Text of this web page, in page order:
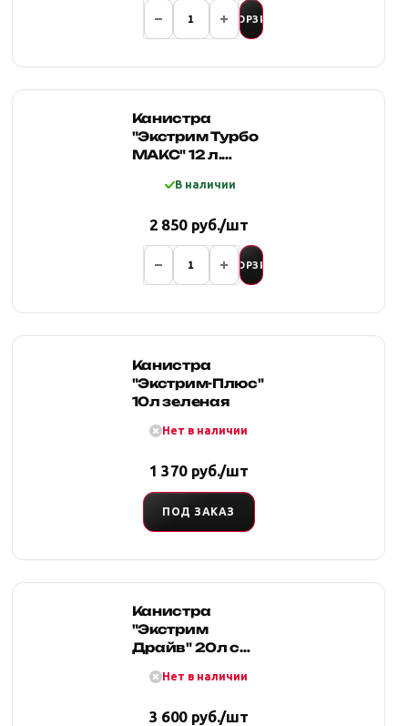
В КОРЗИНУ
Канистра
"Экстрим Турбо
МАКС" 12 л.
В наличии
2 850 руб./шт
В КОРЗИНУ
Канистра
"Экстрим-Плюс"
10л зеленая
Нет в наличии
1 370 руб./шт
ПОД ЗАКАЗ
Канистра
"Экстрим
Драйв" 20л с
клапаном хаки
Нет в наличии
3 600 руб./шт